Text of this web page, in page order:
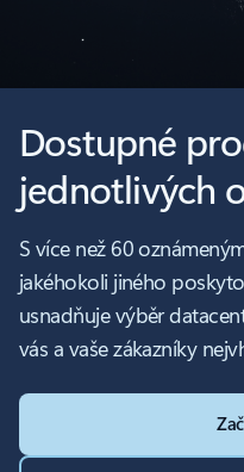
Dostupné
jednotlivých
S více než 60
jakéhokoli jiného
usnadňuje výběr
vás a vaše zákazníky